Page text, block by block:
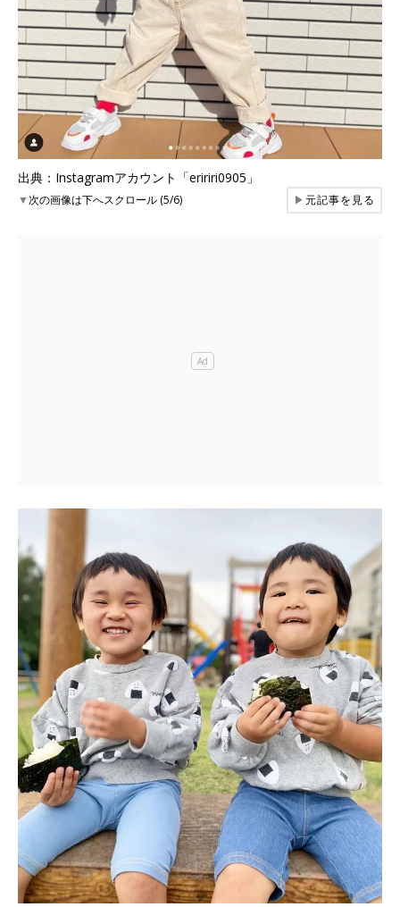
出典：Instagramアカウント「eririri0905」
▼次の画像は下へスクロール (5/6) ▶元記事を見る